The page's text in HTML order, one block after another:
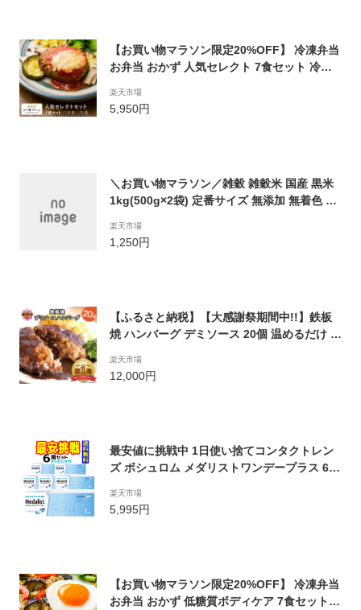
【お買い物マラソン限定20%OFF】 冷凍弁当
お弁当 おかず 人気セレクト 7食セット 冷凍
康 簡単 時短調理 減塩 栄養 野菜不足 送料無
料
楽天市場
5,950円
＼お買い物マラソン／雑穀 雑穀米 国産 黒米
1kg(500g×2袋) 定番サイズ 無添加 無着色 送
食品 置き換えダイエット
楽天市場
1,250円
【ふるさと納税】【大感謝祭期間中!!】鉄板
焼 ハンバーグ デミソース 20個 温めるだけ 福
簡単調理 デミグラスソース 特製 湯煎 人気 子
供 贈り物 母の日 父の日 贈り物 ギフト 贈答
楽天市場
12,000円
最安値に挑戦中 1日使い捨てコンタクトレン
ズ ボシュロム メダリストワンデープラス 6箱
枚パック×2箱セットと同じ数量）
楽天市場
5,995円
【お買い物マラソン限定20%OFF】 冷凍弁当
お弁当 おかず 低糖質ボディケア 7食セット